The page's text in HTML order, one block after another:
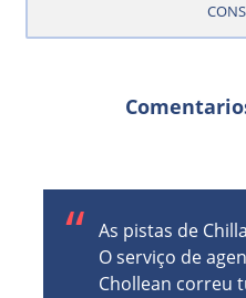
Our drivers to
mountain from
prompt, and